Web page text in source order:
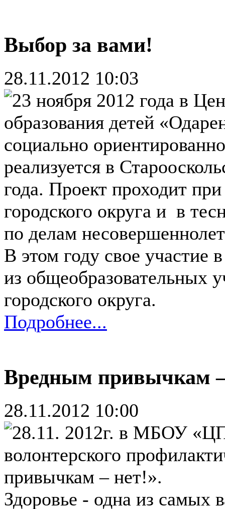
Выбор за вами!
28.11.2012 10:03
23 ноября 2012 года в
образования детей
социально
реализуется в
года. Проект проходит
городского округа и в
по делам
В этом году свое участие
из общеобразовательных
городского округа.
Подробнее...
Вредным привычкам
28.11.2012 10:00
28.11. 2012г. в МБОУ
волонтерского
привычкам – нет!».
Здоровье - одна из самых